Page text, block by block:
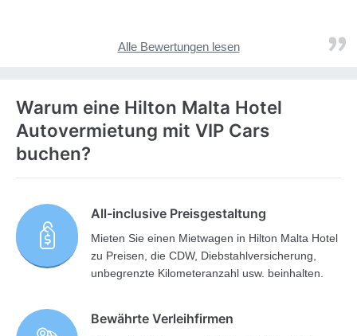
Alle Bewertungen lesen
Warum eine Hilton Malta Hotel
Autovermietung mit VIP Cars
buchen?
All-inclusive Preisgestaltung
Mieten Sie einen Mietwagen in Hilton Malta Hotel
zu Preisen, die CDW, Diebstahlversicherung,
unbegrenzte Kilometeranzahl usw. beinhalten.
Bewährte Verleihfirmen